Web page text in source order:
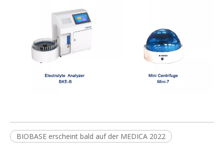
BIOBASE erscheint bald auf der MEDICA 2022